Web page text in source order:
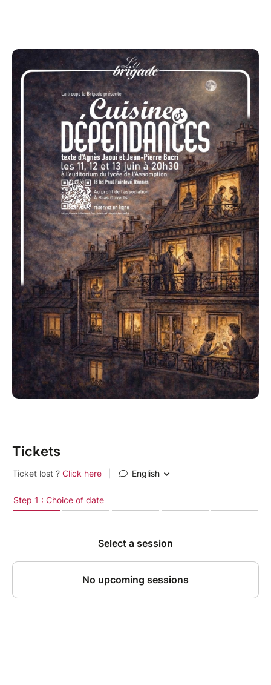
pièce dissèque avec finesse les relations amicales et
les faux-semblants du quotidien.
Les représentations ont lieu au profit de l’association
« A BRAS OUVERTS » qui permet des week-ends
débordants de joie avec des jeunes porteurs d’un
handicap.
Tickets